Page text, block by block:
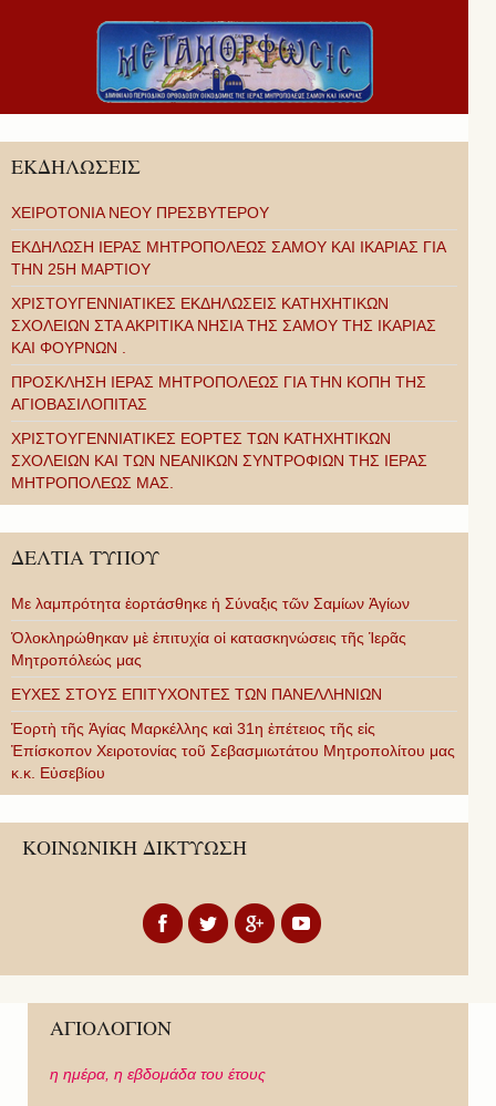
ΕΚΔΗΛΩΣΕΙΣ
ΧΕΙΡΟΤΟΝΙΑ ΝΕΟΥ ΠΡΕΣΒΥΤΕΡΟΥ
ΕΚΔΗΛΩΣΗ ΙΕΡΑΣ ΜΗΤΡΟΠΟΛΕΩΣ ΣΑΜΟΥ ΚΑΙ ΙΚΑΡΙΑΣ ΓΙΑ
ΤΗΝ 25Η ΜΑΡΤΙΟΥ
ΧΡΙΣΤΟΥΓΕΝΝΙΑΤΙΚΕΣ ΕΚΔΗΛΩΣΕΙΣ ΚΑΤΗΧΗΤΙΚΩΝ
ΣΧΟΛΕΙΩΝ ΣΤΑ ΑΚΡΙΤΙΚΑ ΝΗΣΙΑ ΤΗΣ ΣΑΜΟΥ ΤΗΣ ΙΚΑΡΙΑΣ
ΚΑΙ ΦΟΥΡΝΩΝ .
ΠΡΟΣΚΛΗΣΗ ΙΕΡΑΣ ΜΗΤΡΟΠΟΛΕΩΣ ΓΙΑ ΤΗΝ ΚΟΠΗ ΤΗΣ
ΑΓΙΟΒΑΣΙΛΟΠΙΤΑΣ
ΧΡΙΣΤΟΥΓΕΝΝΙΑΤΙΚΕΣ ΕΟΡΤΕΣ ΤΩΝ ΚΑΤΗΧΗΤΙΚΩΝ
ΣΧΟΛΕΙΩΝ ΚΑΙ ΤΩΝ ΝΕΑΝΙΚΩΝ ΣΥΝΤΡΟΦΙΩΝ ΤΗΣ ΙΕΡΑΣ
ΜΗΤΡΟΠΟΛΕΩΣ ΜΑΣ.
ΔΕΛΤΙΑ ΤΥΠΟΥ
Με λαμπρότητα ἑορτάσθηκε ἡ Σύναξις τῶν Σαμίων Ἁγίων
Ὁλοκληρώθηκαν μὲ ἐπιτυχία οἱ κατασκηνώσεις τῆς Ἱερᾶς
Μητροπόλεώς μας
ΕΥΧΕΣ ΣΤΟΥΣ ΕΠΙΤΥΧΟΝΤΕΣ ΤΩΝ ΠΑΝΕΛΛΗΝΙΩΝ
Ἑορτὴ τῆς Ἁγίας Μαρκέλλης καὶ 31η ἐπέτειος τῆς εἰς
Ἐπίσκοπον Χειροτονίας τοῦ Σεβασμιωτάτου Μητροπολίτου μας
κ.κ. Εὐσεβίου
ΚΟΙΝΩΝΙΚΗ ΔΙΚΤΥΩΣΗ
ΑΓΙΟΛΟΓΙΟΝ
η ημέρα, η εβδομάδα του έτους